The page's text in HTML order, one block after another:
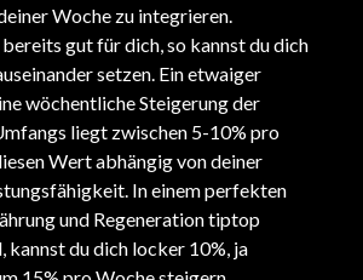
Woche zu integrieren.
gut für dich, so kannst du dich
setzen. Ein etwaiger
wöchentliche Steigerung der
liegt zwischen 5-10% pro
Wert abhängig von deiner
In einem perfekten
und Regeneration tiptop
kannst du dich locker 10%, ja